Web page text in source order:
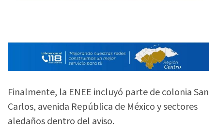
Finalmente, la ENEE incluyó parte de colonia San
Carlos, avenida República de México y sectores
aledaños dentro del aviso.